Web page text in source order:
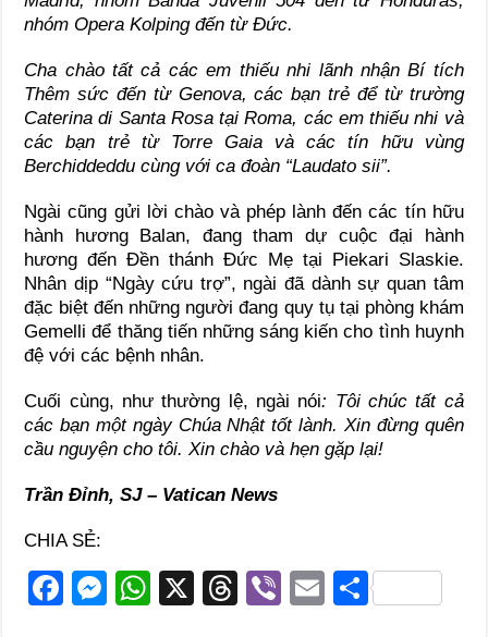
nhóm Opera Kolping đến từ Đức.
Cha chào tất cả các em thiếu nhi lãnh nhận Bí tích
Thêm sức đến từ Genova, các bạn trẻ để từ trường
Caterina di Santa Rosa tại Roma, các em thiếu nhi và
các bạn trẻ từ Torre Gaia và các tín hữu vùng
Berchiddeddu cùng với ca đoàn “Laudato sii”.
Ngài cũng gửi lời chào và phép lành đến các tín hữu
hành hương Balan, đang tham dự cuộc đại hành
hương đến Đền thánh Đức Mẹ tại Piekari Slaskie.
Nhân dịp “Ngày cứu trợ”, ngài đã dành sự quan tâm
đặc biệt đến những người đang quy tụ tại phòng khám
Gemelli để thăng tiến những sáng kiến cho tình huynh
đệ với các bệnh nhân.
Cuối cùng, như thường lệ, ngài nói: Tôi chúc tất cả
các bạn một ngày Chúa Nhật tốt lành. Xin đừng quên
cầu nguyện cho tôi. Xin chào và hẹn gặp lại!
Trần Đỉnh, SJ – Vatican News
CHIA SẺ:
F
M
W
X
T
Vi
E S